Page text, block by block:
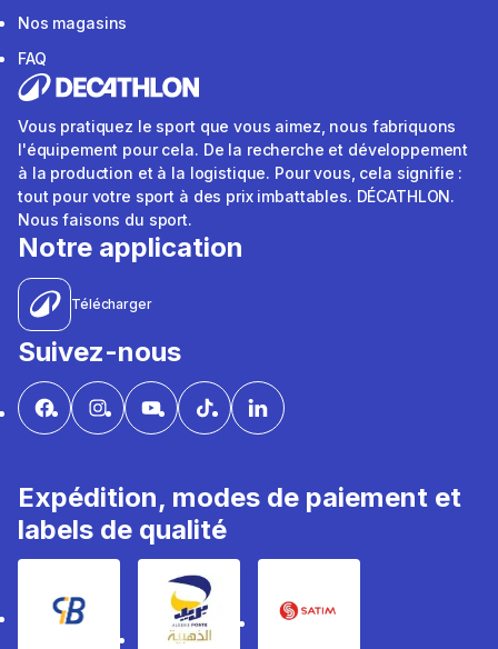
Nos magasins
FAQ
Vous pratiquez le sport que vous aimez, nous fabriquons
l'équipement pour cela. De la recherche et développement
à la production et à la logistique. Pour vous, cela signifie :
tout pour votre sport à des prix imbattables. DÉCATHLON.
Nous faisons du sport.
Notre application
Télécharger
Suivez-nous
Expédition, modes de paiement et
labels de qualité